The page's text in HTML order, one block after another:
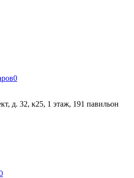
0
д. 32, к25, 1 этаж, 191 павильон